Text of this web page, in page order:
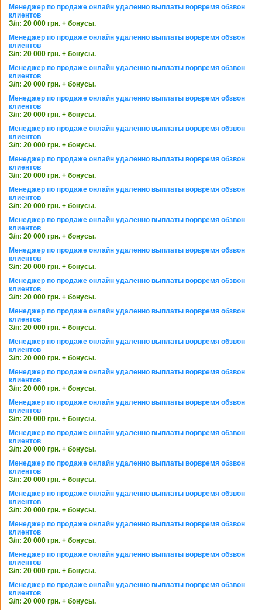
Менеджер по продаже онлайн удаленно выплаты ворвремя обзвон
клиентов
З/п: 20 000 грн. + бонусы.
Менеджер по продаже онлайн удаленно выплаты ворвремя обзвон
клиентов
З/п: 20 000 грн. + бонусы.
Менеджер по продаже онлайн удаленно выплаты ворвремя обзвон
клиентов
З/п: 20 000 грн. + бонусы.
Менеджер по продаже онлайн удаленно выплаты ворвремя обзвон
клиентов
З/п: 20 000 грн. + бонусы.
Менеджер по продаже онлайн удаленно выплаты ворвремя обзвон
клиентов
З/п: 20 000 грн. + бонусы.
Менеджер по продаже онлайн удаленно выплаты ворвремя обзвон
клиентов
З/п: 20 000 грн. + бонусы.
Менеджер по продаже онлайн удаленно выплаты ворвремя обзвон
клиентов
З/п: 20 000 грн. + бонусы.
Менеджер по продаже онлайн удаленно выплаты ворвремя обзвон
клиентов
З/п: 20 000 грн. + бонусы.
Менеджер по продаже онлайн удаленно выплаты ворвремя обзвон
клиентов
З/п: 20 000 грн. + бонусы.
Менеджер по продаже онлайн удаленно выплаты ворвремя обзвон
клиентов
З/п: 20 000 грн. + бонусы.
Менеджер по продаже онлайн удаленно выплаты ворвремя обзвон
клиентов
З/п: 20 000 грн. + бонусы.
Менеджер по продаже онлайн удаленно выплаты ворвремя обзвон
клиентов
З/п: 20 000 грн. + бонусы.
Менеджер по продаже онлайн удаленно выплаты ворвремя обзвон
клиентов
З/п: 20 000 грн. + бонусы.
Менеджер по продаже онлайн удаленно выплаты ворвремя обзвон
клиентов
З/п: 20 000 грн. + бонусы.
Менеджер по продаже онлайн удаленно выплаты ворвремя обзвон
клиентов
З/п: 20 000 грн. + бонусы.
Менеджер по продаже онлайн удаленно выплаты ворвремя обзвон
клиентов
З/п: 20 000 грн. + бонусы.
Менеджер по продаже онлайн удаленно выплаты ворвремя обзвон
клиентов
З/п: 20 000 грн. + бонусы.
Менеджер по продаже онлайн удаленно выплаты ворвремя обзвон
клиентов
З/п: 20 000 грн. + бонусы.
Менеджер по продаже онлайн удаленно выплаты ворвремя обзвон
клиентов
З/п: 20 000 грн. + бонусы.
Менеджер по продаже онлайн удаленно выплаты ворвремя обзвон
клиентов
З/п: 20 000 грн. + бонусы.